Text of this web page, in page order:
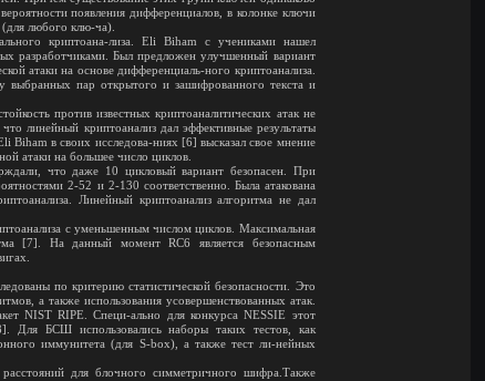
появления дифференциалов, в колонке ключи
любого клю-ча).
криптоана-лиза. Eli Biham с учениками нашел
разработчиками. Был предложен улучшенный вариант
атаки на основе дифференциаль-ного криптоанализа.
выбранных пар открытого и зашифрованного текста и
против известных криптоаналитических атак не
линейный криптоанализ дал эффективные результаты
Biham в своих исследова-ниях [6] высказал свое мнение
атаки на большее число циклов.
что даже 10 цикловый вариант безопасен. При
2-52 и 2-130 соответственно. Была атакована
Линейный криптоанализ алгоритма не дал
с уменьшенным числом циклов. Максимальная
[7]. На данный момент RC6 является безопасным
по критерию статистической безопасности. Это
а также использования усовершенствованных атак.
NIST RIPE. Специ-ально для конкурса NESSIE этот
Для БСШ использовались наборы таких тестов, как
иммунитета (для S-box), а также тест ли-нейных
для блочного симметричного шифра.Также